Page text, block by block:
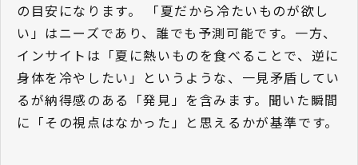
の目安になります。 「夏だから冷たいものが欲し
い」はニーズであり、誰でも予測可能です。一方、
インサイトは「夏に熱いものを食べることで、逆に
身体を冷やしたい」というような、一見矛盾してい
るが納得感のある「発見」を含みます。聞いた瞬間
に「その視点はなかった」と思えるかが基準です。